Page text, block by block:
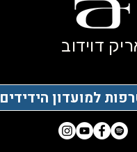
דוידוב
למועדון הידידים